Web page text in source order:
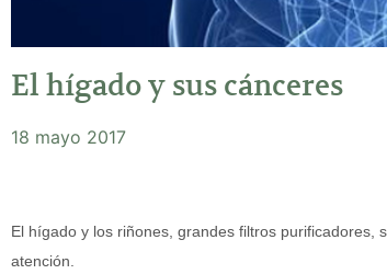
El hígado y sus cánceres
18 mayo 2017
El hígado y los riñones, grandes filtros
atención.